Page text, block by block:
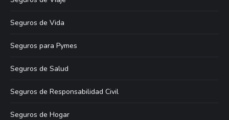
Seguros de Vida
Seguros para Pymes
Seguros de Salud
Seguros de Responsabilidad Civil
Seguros de Hogar